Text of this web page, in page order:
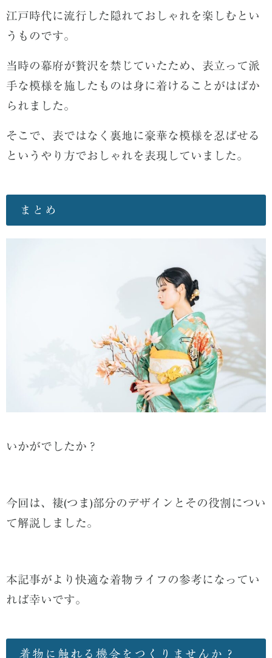
江戸時代に流行した隠れておしゃれを楽しむとい
うものです。
当時の幕府が贅沢を禁じていたため、表立って派
手な模様を施したものは身に着けることがはばか
られました。
そこで、表ではなく裏地に豪華な模様を忍ばせる
というやり方でおしゃれを表現していました。
まとめ
いかがでしたか？
今回は、褄(つま)部分のデザインとその役割につい
て解説しました。
本記事がより快適な着物ライフの参考になってい
れば幸いです。
着物に触れる機会をつくりませんか？